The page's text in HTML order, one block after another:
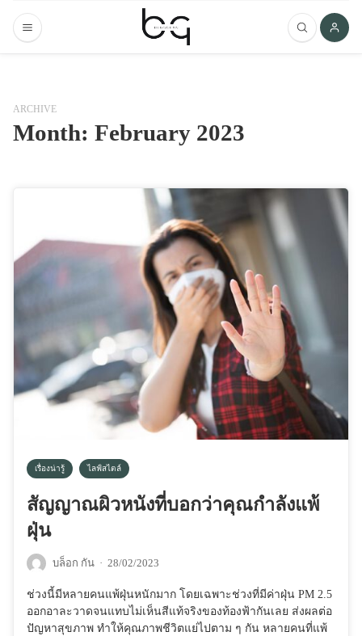
ARCHIVE
Month: February 2023
เรื่องน่ารู้ ไลฟ์สไตล์
สัญญาณผิวหนังที่บอกว่าคุณกำลังแพ้
ฝุ่น
บล็อก กัน · 28/02/2023
ช่วงนี้มีหลายคนแพ้ฝุ่นหนักมาก โดยเฉพาะช่วงที่มีค่าฝุ่น PM 2.5
ออกอาละวาดจนแทบไม่เห็นสีแท้จริงของท้องฟ้ากันเลย ส่งผลต่อ
ปัญหาสุขภาพ ทำให้คุณภาพชีวิตแย่ไปตาม ๆ กัน หลายคนที่แพ้